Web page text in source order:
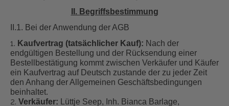
II. Begriffsbestimmung
II.1. Bei der Anwendung der AGB
Kaufvertrag (tatsächlicher Kauf): Nach der
endgültigen Bestellung und der Rücksendung einer
Bestellbestätigung kommt zwischen Verkäufer und Käufer
ein Kaufvertrag auf Deutsch zustande der zu jeder Zeit
den Anhang der Allgemeinen Geschäftsbedingungen
beinhaltet.
Verkäufer: Lüttje Seep, Inh. Bianca Barlage,